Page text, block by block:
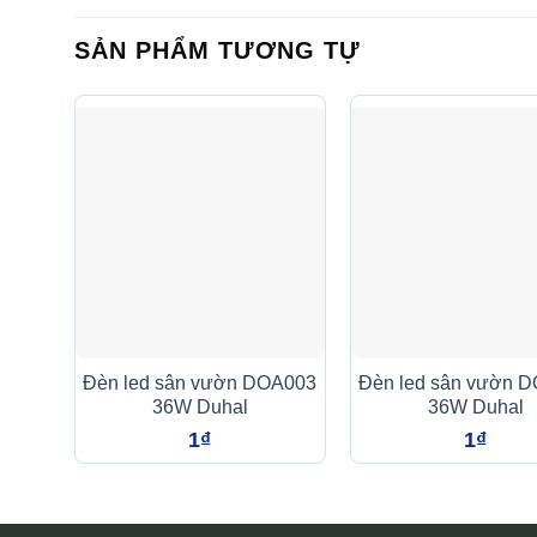
SẢN PHẨM TƯƠNG TỰ
Đèn led sân vườn DOA003
36W Duhal
1₫
Đèn led sân vườn
36W Duhal
1₫